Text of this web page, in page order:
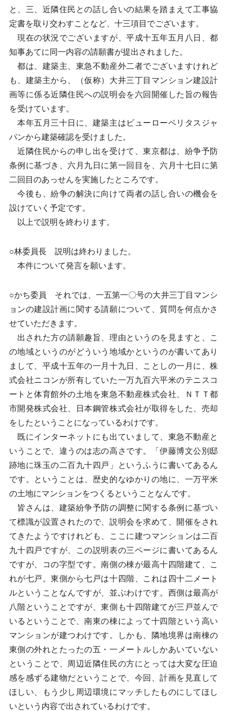
と、三、近隣住民との話し合いの結果を踏まえて工事協
定書を取り交わすことなど、十三項目でございます。
現在の状況でございますが、平成十五年五月八日、都
知事あてに同一内容の請願書が提出されました。
都は、建築主、東急不動産外二者でございますけれど
も、建築主から、（仮称）大井三丁目マンション建設計
画等に係る近隣住民への説明会を六回開催した旨の報告
を受けています。
本年五月三十日に、建築主はビューローベリタスジャ
パンから建築確認を受けました。
近隣住民からの申し出を受けて、東京都は、紛争予防
条例に基づき、六月九日に第一回目を、六月十七日に第
二回目のあっせんを実施したところです。
今後も、紛争の解決に向けて両者の話し合いの機会を
設けていく予定です。
以上で説明を終わります。
○林委員長 説明は終わりました。
本件について発言を願います。
○かち委員 それでは、一五第一〇号の大井三丁目マンシ
ョンの建設計画に関する請願について、質問を何点かさ
せていただきます。
出された方の請願趣旨、理由というのを見ますと、こ
の地域というのがどういう地域かというのが書いてあり
まして、平成十五年の一月十九日、ことしの一月に、株
式会社ニコンが所有していた一万九百六平米のテニスコ
ートと体育館外の土地を東急不動産株式会社、ＮＴＴ都
市開発株式会社、日本鋼管株式会社が取得をした、売却
をしたということになっているわけです。
既にインターネットにも出ていまして、東急不動産と
いうことで、違うのは志の高さです。「伊藤博文公別邸
跡地に珠玉の二百九十四戸」というふうに書いてあるん
です。ということは、歴史的なゆかりの地に、一万平米
の土地にマンションをつくるということなんです。
皆さんは、建築紛争予防の調整に関する条例に基づい
て標識が設置されたので、説明会を求めて、開催をされ
てきたようですけれども、ここに建つマンションは二百
九十四戸ですが、この説明表の三ページに書いてあるん
ですが、コの字型です。南側の棟が最高十四階建て、こ
れが七戸。東側から七戸は十四階、これは四十二メート
ルということなんですが、並ぶわけです。西側は最高が
八階ということですが、東側も十四階建てが三戸並んで
いるということで、南東の棟によって十四階という高い
マンションが建つわけです。しかも、隣地境界は南棟の
東側の外れとたったの五・一メートルしかあいていない
ということで、周辺近隣住民の方にとっては大変な圧迫
感を感ずる建物だということで、今回、計画を見直して
ほしい、もう少し周辺環境にマッチしたものにしてほし
いという内容で出されているわけです。